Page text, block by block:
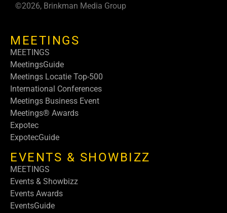
©2026, Brinkman Media Group
MEETINGS
MEETINGS
MeetingsGuide
Meetings Locatie Top-500
International Conferences
Meetings Business Event
Meetings® Awards
Expotec
ExpotecGuide
EVENTS & SHOWBIZZ
MEETINGS
Events & Showbizz
Events Awards
EventsGuide